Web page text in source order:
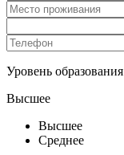
Уровень образования
Высшее
Высшее
Среднее